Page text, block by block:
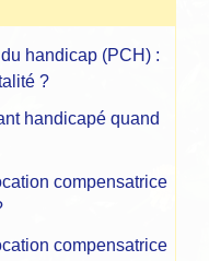
handicap (PCH) :
?
handicapé quand
compensatrice
compensatrice